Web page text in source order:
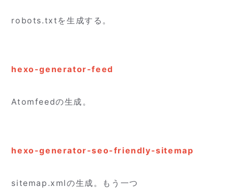
robots.txtを生成する。
hexo-generator-feed
Atomfeedの生成。
hexo-generator-seo-friendly-sitemap
sitemap.xmlの生成。もう一つ